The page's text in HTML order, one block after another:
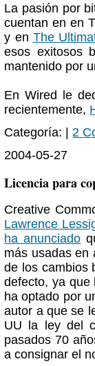
La pasión por
cuentan en en
y en The
esos exitosos
mantenido por
En Wired le
recientemente,
Categoría: | 2
2004-05-27
Licencia para
Creative
Lawrence
ha anunciado
más usadas en
de los cambios
defecto, ya que
ha optado por
autor a que se
UU la ley del
pasados 70
a consignar el